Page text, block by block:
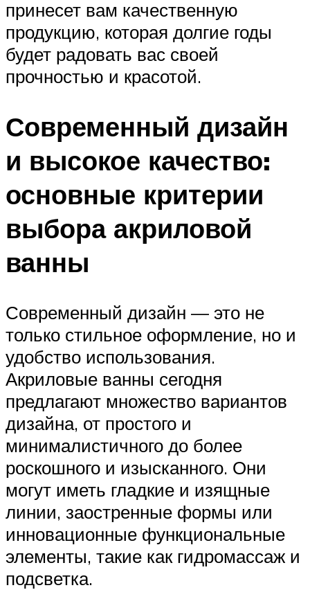
принесет вам качественную
продукцию, которая долгие годы
будет радовать вас своей
прочностью и красотой.
Современный дизайн
и высокое качество:
основные критерии
выбора акриловой
ванны
Современный дизайн — это не
только стильное оформление, но и
удобство использования.
Акриловые ванны сегодня
предлагают множество вариантов
дизайна, от простого и
минималистичного до более
роскошного и изысканного. Они
могут иметь гладкие и изящные
линии, заостренные формы или
инновационные функциональные
элементы, такие как гидромассаж и
подсветка.